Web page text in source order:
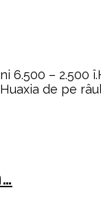
6.500 – 2.500
de pe